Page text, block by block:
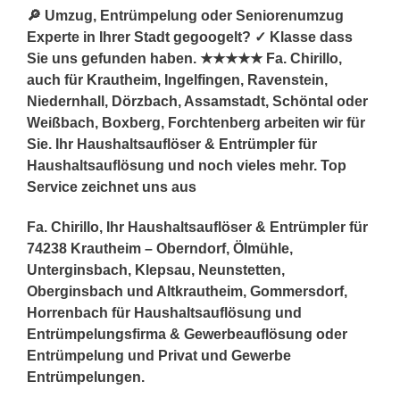
🔎 Umzug, Entrümpelung oder Seniorenumzug
Experte in Ihrer Stadt gegoogelt? ✓ Klasse dass
Sie uns gefunden haben. ★★★★★ Fa. Chirillo,
auch für Krautheim, Ingelfingen, Ravenstein,
Niedernhall, Dörzbach, Assamstadt, Schöntal oder
Weißbach, Boxberg, Forchtenberg arbeiten wir für
Sie. Ihr Haushaltsauflöser & Entrümpler für
Haushaltsauflösung und noch vieles mehr. Top
Service zeichnet uns aus
Fa. Chirillo, Ihr Haushaltsauflöser & Entrümpler für
74238 Krautheim – Oberndorf, Ölmühle,
Unterginsbach, Klepsau, Neunstetten,
Oberginsbach und Altkrautheim, Gommersdorf,
Horrenbach für Haushaltsauflösung und
Entrümpelungsfirma & Gewerbeauflösung oder
Entrümpelung und Privat und Gewerbe
Entrümpelungen.